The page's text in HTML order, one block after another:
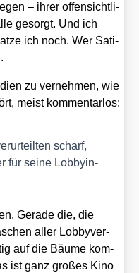
– ihrer offen­sicht­li­
gesorgt. Und ich
ich noch. Wer Sati­
zu ver­neh­men, wie
meist kom­men­tar­los:
scharf,
für sei­ne Lob­by­in­
Gera­de die, die
aller Lob­by­ver­
auf die Bäu­me kom­
ist ganz gro­ßes Kino